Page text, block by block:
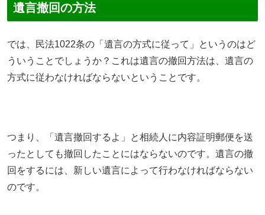
遺言撤回の方法
では、民法1022条の「遺言の方式に従って」というのはど
ういうことでしょうか？これは遺言の撤回方法は、遺言の
方式に従わなければならないということです。
つまり、「遺言撤回するよ」と相続人に内容証明郵便を送
ったとしても撤回したことにはならないのです。遺言の撤
回をするには、新しい遺言によって行わなければならない
のです。